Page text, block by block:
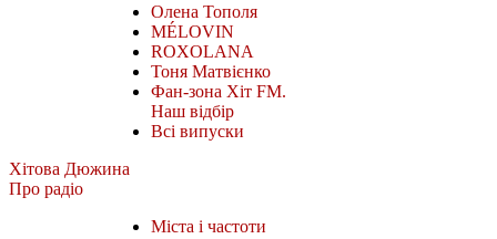
Олена Тополя
MÉLOVIN
ROXOLANA
Тоня Матвієнко
Фан-зона Хіт FM.
Наш відбір
Всі випуски
Хітова Дюжина
Про радіо
Міста і частоти